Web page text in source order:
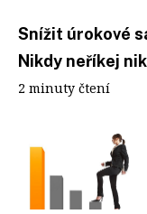
Snížit úrokové
Nikdy neříkej
2 minuty čtení